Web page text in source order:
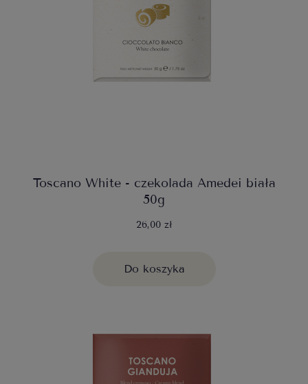
Toscano White - czekolada Amedei biała
50g
26,00 zł
Do koszyka